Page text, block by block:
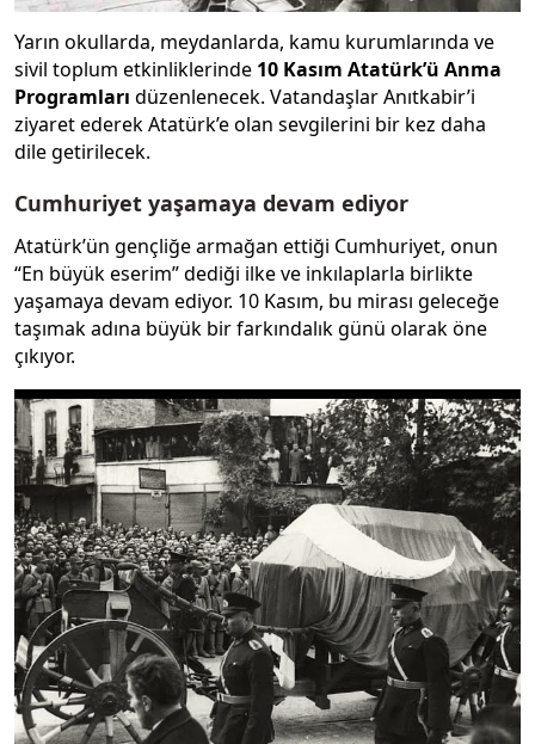
Yarın okullarda, meydanlarda, kamu kurumlarında ve
sivil toplum etkinliklerinde 10 Kasım Atatürk’ü Anma
Programları düzenlenecek. Vatandaşlar Anıtkabir’i
ziyaret ederek Atatürk’e olan sevgilerini bir kez daha
dile getirilecek.
Cumhuriyet yaşamaya devam ediyor
Atatürk’ün gençliğe armağan ettiği Cumhuriyet, onun
“En büyük eserim” dediği ilke ve inkılaplarla birlikte
yaşamaya devam ediyor. 10 Kasım, bu mirası geleceğe
taşımak adına büyük bir farkındalık günü olarak öne
çıkıyor.